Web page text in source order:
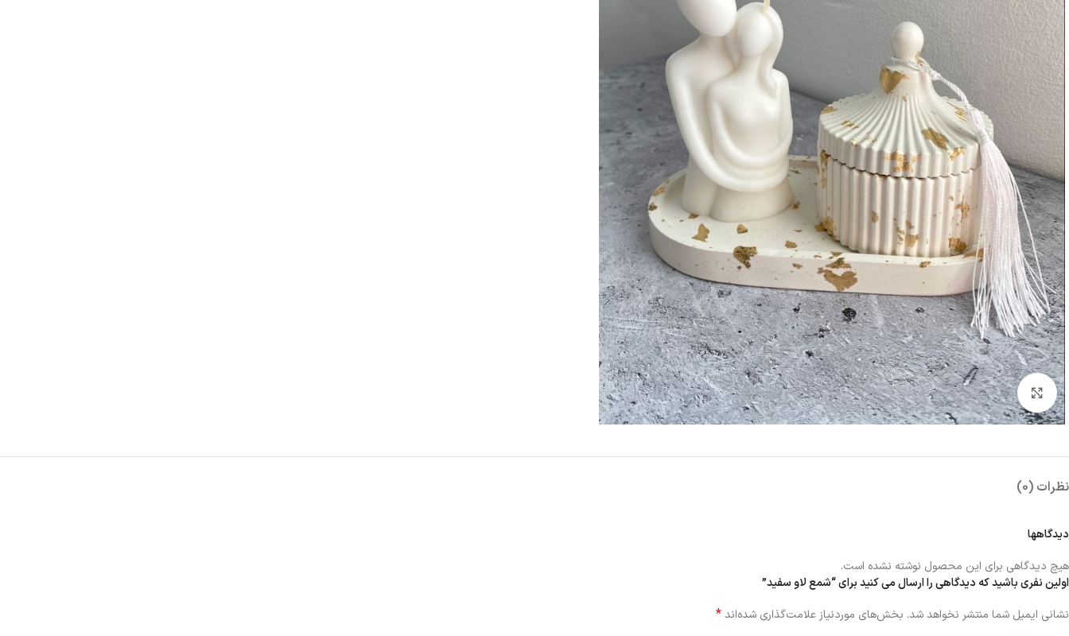
بزرگنمایی تصویر
نظرات (0)
دیدگاهها
هیچ دیدگاهی برای این محصول نوشته نشده است.
اولین نفری باشید که دیدگاهی را ارسال می کنید برای “شمع لاو سفید”
نشانی ایمیل شما منتشر نخواهد شد. بخش‌های موردنیاز علامت‌گذاری شده‌اند*